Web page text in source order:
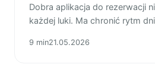
Dobra aplikacja do rezerwacji
każdej luki. Ma chronić rytm
wieczornej dogrywki.
9 min21.05.2026